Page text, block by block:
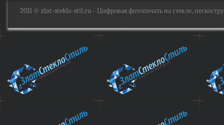
2011 © zlat-steklo-stil.ru - Цифровая фотопечать на стекле,